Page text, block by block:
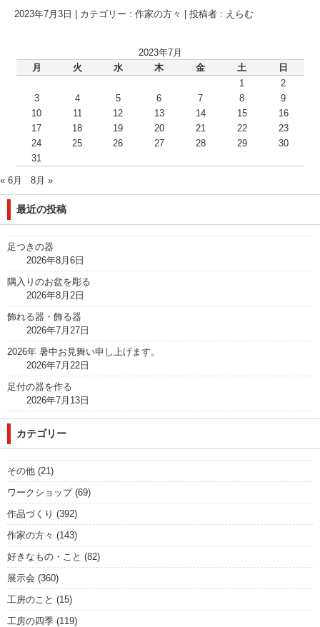
2023年7月3日 | カテゴリー : 作家の方々 | 投稿者 : えらむ
2023年7月
月
火 水 木 金 土
日
1
2
3
4 5 6 7 8
9
10
11 12 13 14 15
16
17
18 19 20 21 22
23
24
25 26 27 28 29
30
31
« 6月 8月 »
最近の投稿
足つきの器
2026年8月6日
隅入りのお盆を彫る
2026年8月2日
飾れる器・飾る器
2026年7月27日
2026年 暑中お見舞い申し上げます。
2026年7月22日
足付の器を作る
2026年7月13日
カテゴリー
その他 (21)
ワークショップ(69)
作品づくり (392)
作家の方々 (143)
好きなもの・こと (82)
展示会 (360)
工房のこと (15)
工房の四季 (119)